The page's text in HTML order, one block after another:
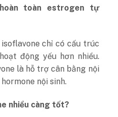
toàn estrogen tự
chỉ có cấu trúc
động yếu hơn nhiều.
là hỗ trợ cân bằng nội
nội sinh.
nhiều càng tốt?